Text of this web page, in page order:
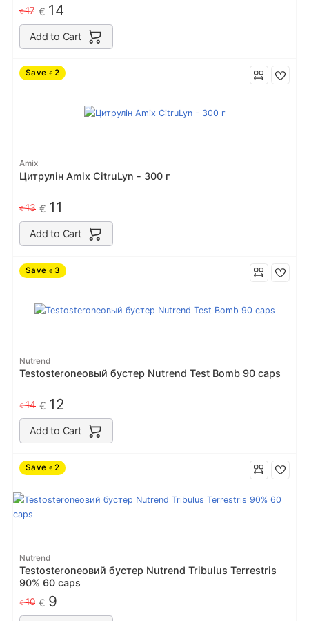
€17 € 14
Add to Cart
Save € 2
Amix
Цитрулін Amix CitruLyn - 300 г
€13 € 11
Add to Cart
Save € 3
Nutrend
Testosteroneовый бустер Nutrend Test Bomb 90 caps
€14 € 12
Add to Cart
Save € 2
Nutrend
Testosteroneовий бустер Nutrend Tribulus Terrestris
90% 60 caps
€10 € 9